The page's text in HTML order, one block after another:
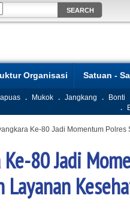
Organisasi Satuan -
. Mukok . Jangkang .
Bonti
.
Ke-80 Jadi Momentum
80 Jadi
Layanan